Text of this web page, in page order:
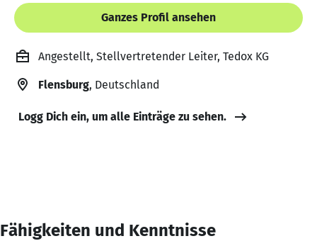
Ganzes Profil ansehen
Angestellt, Stellvertretender Leiter, Tedox KG
Flensburg, Deutschland
Logg Dich ein, um alle Einträge zu sehen.
Fähigkeiten und Kenntnisse